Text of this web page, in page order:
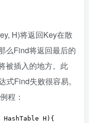
H)将返回Key在散
么Find将返回最后的
被插入的地方。此
Find失败很容易。
程：
H){